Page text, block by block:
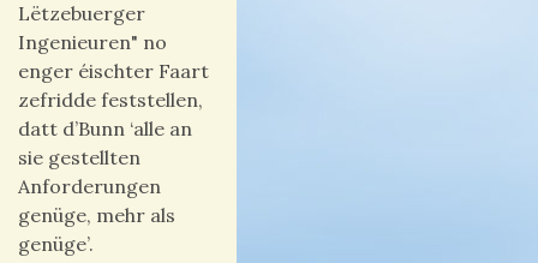
Lëtzebuerger
Ingenieuren" no
enger éischter Faart
zefridde feststellen,
datt d’Bunn ‘alle an
sie gestellten
Anforderungen
genüge, mehr als
genüge’.